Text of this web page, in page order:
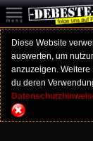
Diese Website
auswerten, um
anzuzeigen.
du deren